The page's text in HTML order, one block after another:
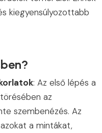
kiegyensúlyozottabb
: Az első lépés a
az
szembenézés. Az
a mintákat,